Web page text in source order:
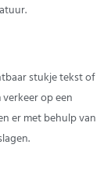
stukje tekst of
op een
er met behulp van